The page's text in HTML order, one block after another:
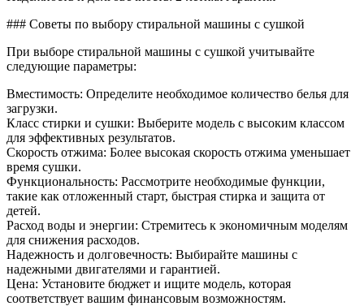
### Советы по выбору стиральной машины с сушкой
При выборе стиральной машины с сушкой учитывайте
следующие параметры:
Вместимость: Определите необходимое количество белья для
загрузки.
Класс стирки и сушки: Выберите модель с высоким классом
для эффективных результатов.
Скорость отжима: Более высокая скорость отжима уменьшает
время сушки.
Функциональность: Рассмотрите необходимые функции,
такие как отложенный старт, быстрая стирка и защита от
детей.
Расход воды и энергии: Стремитесь к экономичным моделям
для снижения расходов.
Надежность и долговечность: Выбирайте машины с
надежными двигателями и гарантией.
Цена: Установите бюджет и ищите модель, которая
соответствует вашим финансовым возможностям.